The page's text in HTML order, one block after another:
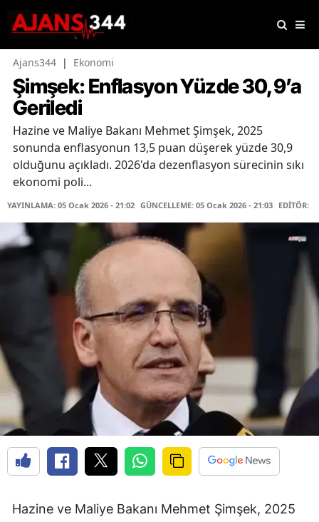
Ajans344 | Ekonomi
Şimşek: Enflasyon Yüzde 30,9’a
Geriledi
Hazine ve Maliye Bakanı Mehmet Şimşek, 2025
sonunda enflasyonun 13,5 puan düşerek yüzde 30,9
olduğunu açıkladı. 2026'da dezenflasyon sürecinin sıkı
ekonomi poli...
YAYINLAMA: 05 Ocak 2026 - 21:02 GÜNCELLEME: 05 Ocak 2026 - 21:03 EDİTÖR:
Hazine ve Maliye Bakanı Mehmet Şimşek, 2025